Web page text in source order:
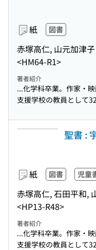
紙 図書
赤塚高仁, 山元加津
<HM64-R1>
著者紹介
...化学科卒業。作家・
支援学校の教員として
聖書 :
紙 図書 児童
赤塚高仁, 石田平和,
<HP13-R48>
著者紹介
...化学科卒業。作家・
支援学校の教員として